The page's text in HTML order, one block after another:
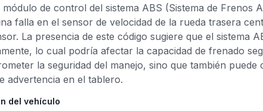
de control del sistema ABS (Sistema de Frenos
falla en el sensor de velocidad de la rueda trasera
La presencia de este código sugiere que el sistema
lo cual podría afectar la capacidad de frenado
la seguridad del manejo, sino que también puede
advertencia en el tablero.
del vehículo